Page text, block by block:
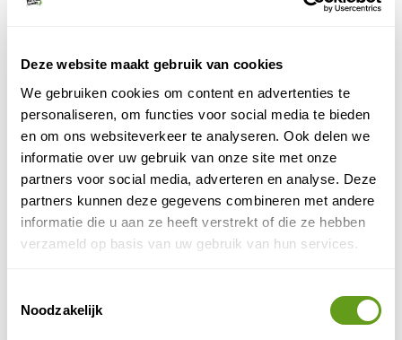
Deze website maakt gebruik van cookies
We gebruiken cookies om content en advertenties te
personaliseren, om functies voor social media te bieden
en om ons websiteverkeer te analyseren. Ook delen we
informatie over uw gebruik van onze site met onze
partners voor social media, adverteren en analyse. Deze
partners kunnen deze gegevens combineren met andere
informatie die u aan ze heeft verstrekt of die ze hebben
verzameld op basis van uw gebruik van hun services.
Noodzakelijk
E-mailadres*
Wordt niet getoond op de site
Reisperiode(optioneel)